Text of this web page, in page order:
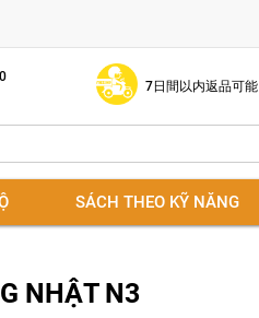
7日間以内返品可能
SÁCH THEO KỸ NĂNG
NHẬT N3